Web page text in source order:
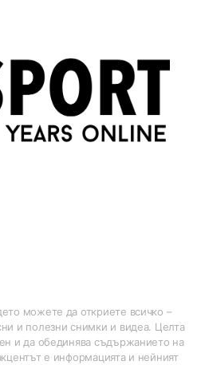
можете да откриете всичко –
и полезни снимки и видеа. Целта
и да обединява съдържанието на
е информацията и нейният